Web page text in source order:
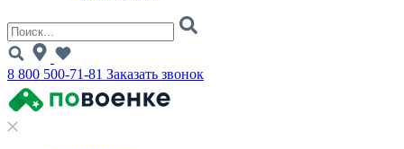
8 800 500-71-81 Заказать звонок